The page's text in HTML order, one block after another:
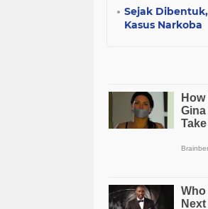
Sejak
Kasus Narkoba